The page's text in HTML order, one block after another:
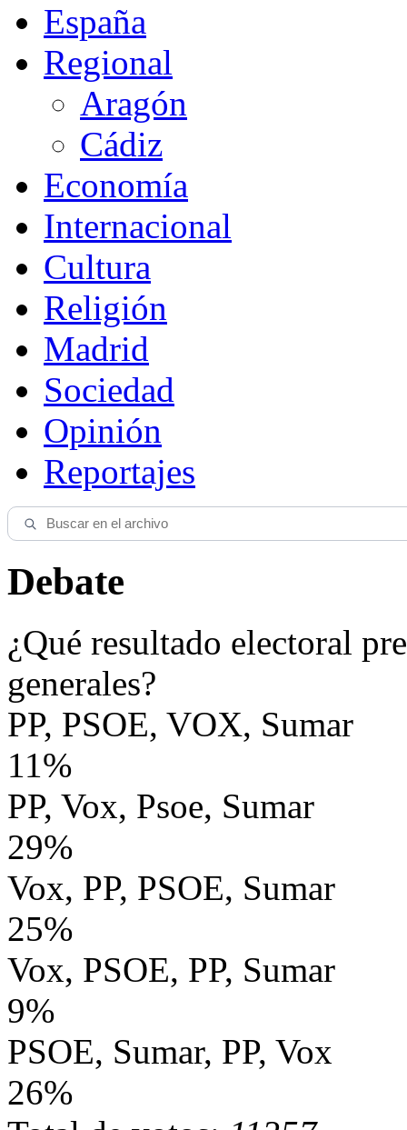
España
Regional
Aragón
Cádiz
Economía
Internacional
Cultura
Religión
Madrid
Sociedad
Opinión
Reportajes
Debate
¿Qué resultado electoral
generales?
PP, PSOE, VOX, Sumar
11%
PP, Vox, Psoe, Sumar
29%
Vox, PP, PSOE, Sumar
25%
Vox, PSOE, PP, Sumar
9%
PSOE, Sumar, PP, Vox
26%